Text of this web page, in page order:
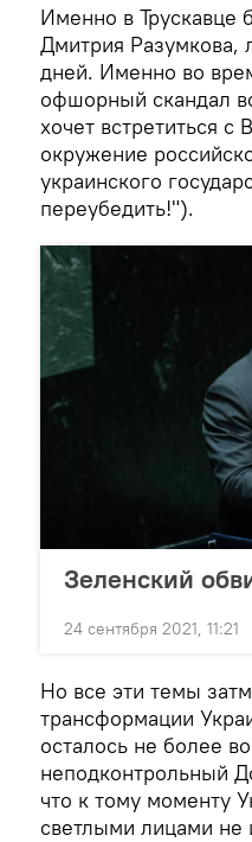
Именно в Трускавце
Дмитрия Разумкова,
дней. Именно во
офшорный скандал
хочет встретиться
окружение
украинского
переубедить!").
Зеленский
24 сентября 2021, 11:21
Но все эти темы
трансформации
осталось не более
неподконтрольный
что к тому моменту
светлыми лицами